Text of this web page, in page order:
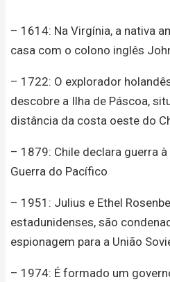
– 1614: Na Virgínia, a nativa
casa com o colono inglês
– 1722: O explorador
descobre a Ilha de Páscoa,
distância da costa oeste do
– 1879: Chile declara guerra
Guerra do Pacífico
– 1951: Julius e Ethel
estadunidenses, são
espionagem para a União
– 1974: É formado um